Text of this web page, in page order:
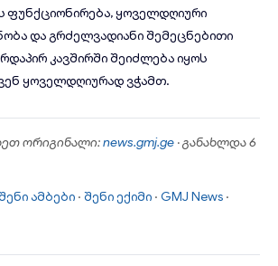
ფუნქციონირება, ყოველდღიური
და გრძელვადიანი შემეცნებითი
კავშირში შეიძლება იყოს
ყოველდღიურად ვჭამთ.
ორიგინალი:news.gmj.ge · განახლდა 6
ამბები · შენი ექიმი · GMJ News ·